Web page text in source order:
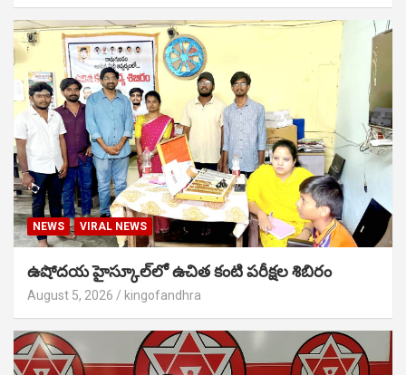
NEWS VIRAL NEWS
ఉషోదయ హైస్కూల్‌లో ఉచిత కంటి పరీక్షల శిబిరం
August 5, 2026 kingofandhra